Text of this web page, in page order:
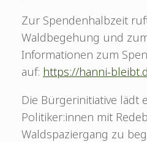
Zur Spendenhalbzeit
Waldbegehung und
Informationen zum
auf: https://hanni-
Die Bürgerinitiative lädt
Politiker:innen mit
Waldspaziergang zu